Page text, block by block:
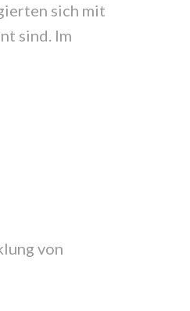
sich mit
sind. Im
von